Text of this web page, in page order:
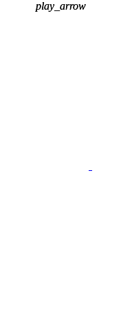
play_arrow
play_arrow